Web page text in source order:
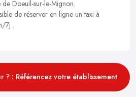
Doeuil-sur-le-Mignon.
de réserver en ligne un taxi à
7j .
? : Référencez votre établissement